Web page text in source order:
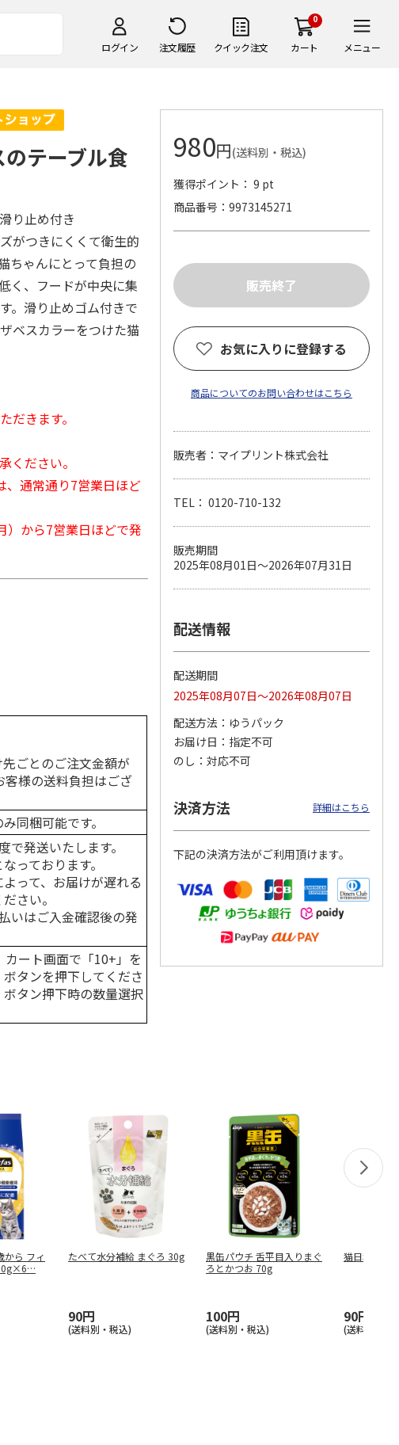
ログイン 注文履歴 クイック注文
0
カート メニュー
加良品 カムカ
ンタルコーン
ぐるボーン型 S
円
別・税込)
銀のスプーン パウ
おに
120円
(送料別・税込)
ローラルの香り
(送料別・税込)
えBOX とりささ…
(送料別・税込)
テーブル食
り止め付き
がつきにくくて衛生的
ちゃんにとって負担の
く、フードが中央に集
。滑り止めゴム付きで
ベスカラーをつけた猫
だきます。
ください。
、通常通り7営業日ほど
）から7営業日ほどで発
ごとのご注文金額が
様の送料負担はござ
同梱可能です。
発送いたします。
っております。
って、お届けが遅れる
さい。
いはご入金確認後の発
ート画面で「10+」を
タンを押下してくださ
タン押下時の数量選択
980円(送料別・税込)
獲得ポイント： 9 pt
商品番号
9973145271
お気に入りに登録する
商品についてのお問い合わせはこちら
販売者：マイプリント株式会社
TEL： 0120-710-132
販売期間
2025年08月01日～2026年07月31日
配送情報
配送期間
2025年08月07日～2026年08月07日
配送方法
ゆうパック
お届け日
指定不可
のし
対応不可
決済方法 詳細はこちら
下記の決済方法がご利用頂けます。
から フィ
…
たべて水分補給 まぐろ 30g
90円
(送料別・税込)
黒缶パウチ 舌平目入りまぐ
ろとかつお 70g
100円
(送料別・税込)
猫日和 チキ
90円
(送料別・税